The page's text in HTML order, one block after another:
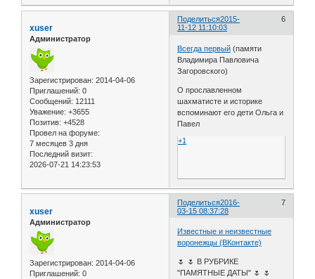
Поделиться 6
2015-
11-12 11:10:03
xuser
Администратор
Зарегистрирован: 2014-04-06
Приглашений: 0
Сообщений: 12111
Уважение: +3655
Позитив: +4528
Провел на форуме:
7 месяцев 3 дня
Последний визит:
2026-07-21 14:23:53
Всегда первый (памяти
Владимира Павловича
Загоровского)
О прославленном
шахматисте и историке
вспоминают его дети Ольга и
Павел
+1
Поделиться 7
2016-
03-15 08:37:28
xuser
Администратор
Зарегистрирован: 2014-04-06
Приглашений: 0
Известные и неизвестные
воронежцы (ВКонтакте)
🌷 🌷 В РУБРИКЕ
"ПАМЯТНЫЕ ДАТЫ" 🌷 🌷